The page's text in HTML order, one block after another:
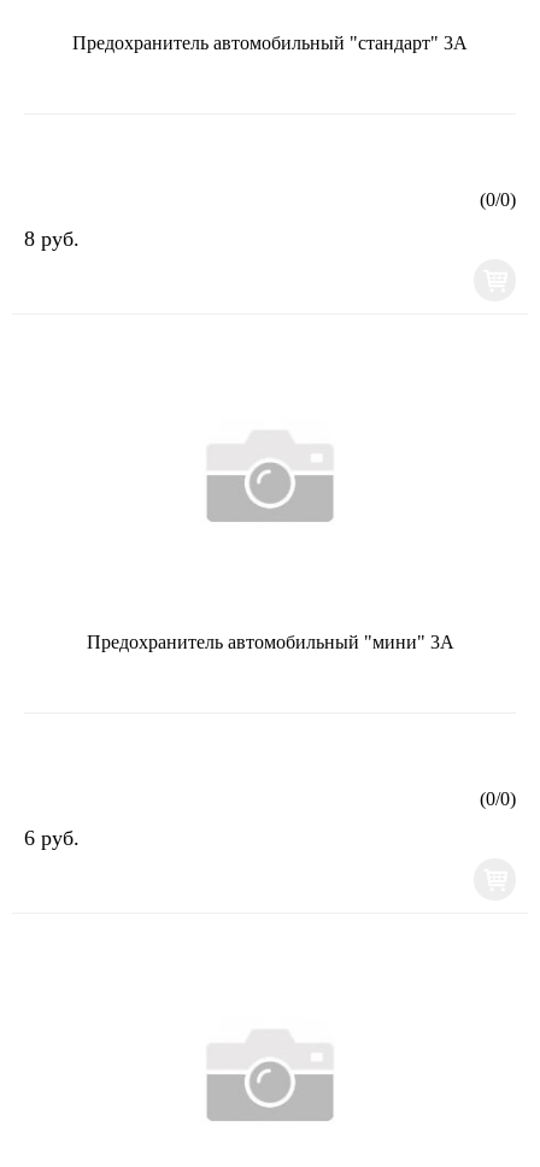
Предохранитель автомобильный "стандарт" 3А
(0/0)
8 руб.
Предохранитель автомобильный "мини" 3А
(0/0)
6 руб.